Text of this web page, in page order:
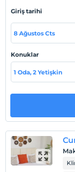
Sahil
Check/in
En erken saat
Check/out
En geç saat 11:00
Giriş tarihi
8 Ağustos Cts
Konuklar
1 Oda, 2 Yetişkin